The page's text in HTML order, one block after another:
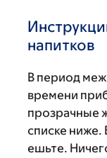
напитков
В период
времени
прозрачные
списке ниже.
ешьте.